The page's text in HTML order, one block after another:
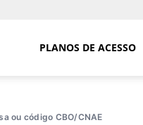
PLANOS DE ACESSO
ou código CBO/CNAE